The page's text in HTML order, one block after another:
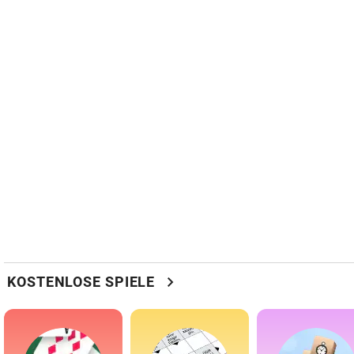
KOSTENLOSE SPIELE chevron_right